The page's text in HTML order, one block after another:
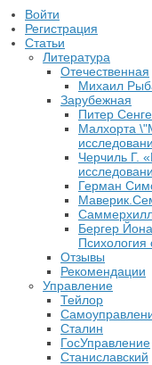
Войти
Регистрация
Статьи
Литература
Отечественная
Михаил
Зарубежная
Питер Сенге
Малхорта
Черчиль Г.
Герман
Бергер
Психология
Отзывы
Рекомендации
Управление
Тейлор
Сталин
ГосУправление
Станиславский